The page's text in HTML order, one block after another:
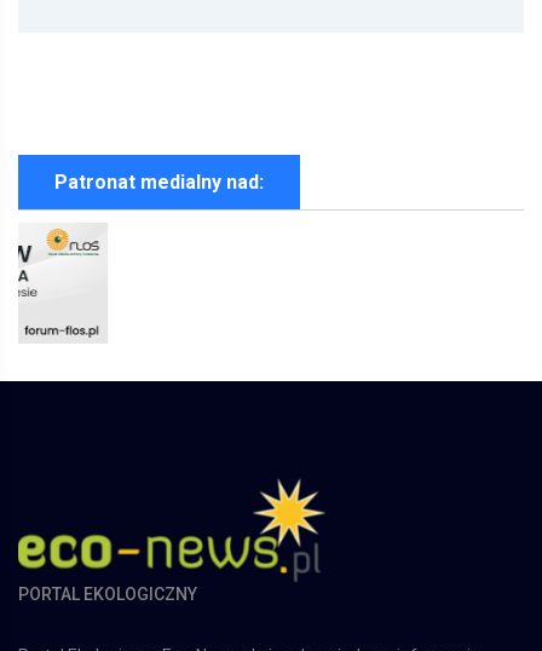
Patronat medialny nad:
PORTAL EKOLOGICZNY